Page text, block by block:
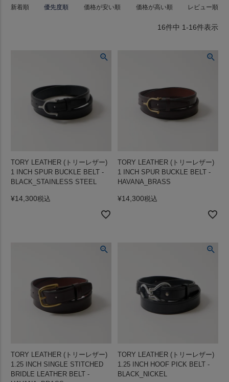
新着順 優先度順 価格が安い順 価格が高い順 レビュー順
16件中 1-16件表示
TORY LEATHER (トリーレザー)
1 INCH SPUR BUCKLE BELT -
BLACK_STAINLESS STEEL
¥14,300税込
TORY LEATHER (トリーレザー)
1 INCH SPUR BUCKLE BELT -
HAVANA_BRASS
¥14,300税込
TORY LEATHER (トリーレザー)
1.25 INCH SINGLE STITCHED
BRIDLE LEATHER BELT -
TORY LEATHER (トリーレザー)
1.25 INCH HOOF PICK BELT -
BLACK_NICKEL